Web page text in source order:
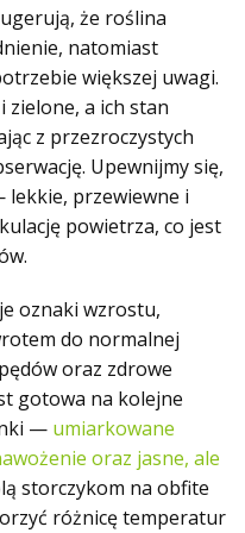
że roślina
natomiast
większej uwagi.
zielone, a ich stan
z przezroczystych
Upewnijmy się,
lekkie, przewiewne i
powietrza, co jest
oznaki wzrostu,
do normalnej
oraz zdrowe
gotowa na kolejne
— umiarkowane
oraz jasne, ale
storczykom na obfite
różnicę temperatur